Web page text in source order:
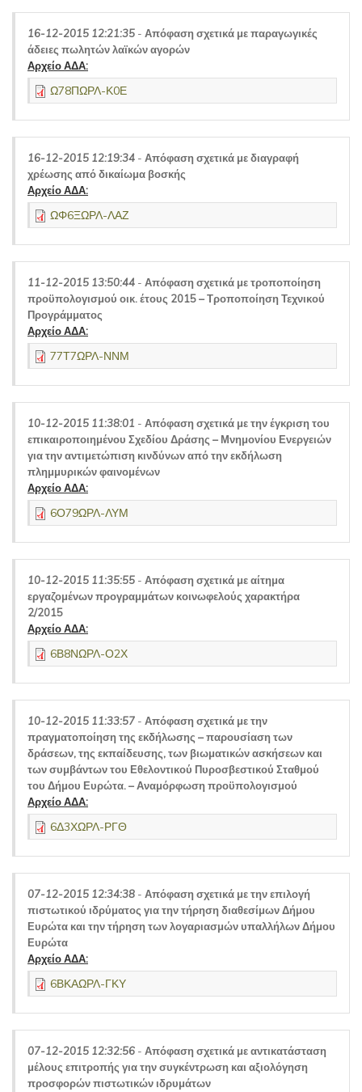
16-12-2015 12:21:35 - Απόφαση σχετικά με παραγωγικές
άδειες πωλητών λαϊκών αγορών
Αρχείο ΑΔΑ:
Ω78ΠΩΡΛ-Κ0Ε
16-12-2015 12:19:34 - Απόφαση σχετικά με διαγραφή
χρέωσης από δικαίωμα βοσκής
Αρχείο ΑΔΑ:
ΩΦ6ΞΩΡΛ-ΛΑΖ
11-12-2015 13:50:44 - Απόφαση σχετικά με τροποποίηση
προϋπολογισμού οικ. έτους 2015 – Τροποποίηση Τεχνικού
Προγράμματος
Αρχείο ΑΔΑ:
77Τ7ΩΡΛ-ΝΝΜ
10-12-2015 11:38:01 - Απόφαση σχετικά με την έγκριση του
επικαιροποιημένου Σχεδίου Δράσης – Μνημονίου Ενεργειών
για την αντιμετώπιση κινδύνων από την εκδήλωση
πλημμυρικών φαινομένων
Αρχείο ΑΔΑ:
6Ο79ΩΡΛ-ΛΥΜ
10-12-2015 11:35:55 - Απόφαση σχετικά με αίτημα
εργαζομένων προγραμμάτων κοινωφελούς χαρακτήρα
2/2015
Αρχείο ΑΔΑ:
6Β8ΝΩΡΛ-Ο2Χ
10-12-2015 11:33:57 - Απόφαση σχετικά με την
πραγματοποίηση της εκδήλωσης – παρουσίαση των
δράσεων, της εκπαίδευσης, των βιωματικών ασκήσεων και
των συμβάντων του Εθελοντικού Πυροσβεστικού Σταθμού
του Δήμου Ευρώτα. – Αναμόρφωση προϋπολογισμού
Αρχείο ΑΔΑ:
6Δ3ΧΩΡΛ-ΡΓΘ
07-12-2015 12:34:38 - Απόφαση σχετικά με την επιλογή
πιστωτικού ιδρύματος για την τήρηση διαθεσίμων Δήμου
Ευρώτα και την τήρηση των λογαριασμών υπαλλήλων Δήμου
Ευρώτα
Αρχείο ΑΔΑ:
6ΒΚΑΩΡΛ-ΓΚΥ
07-12-2015 12:32:56 - Απόφαση σχετικά με αντικατάσταση
μέλους επιτροπής για την συγκέντρωση και αξιολόγηση
προσφορών πιστωτικών ιδρυμάτων